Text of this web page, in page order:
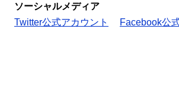
ソーシャルメディア
Twitter公式アカウント
Facebook公